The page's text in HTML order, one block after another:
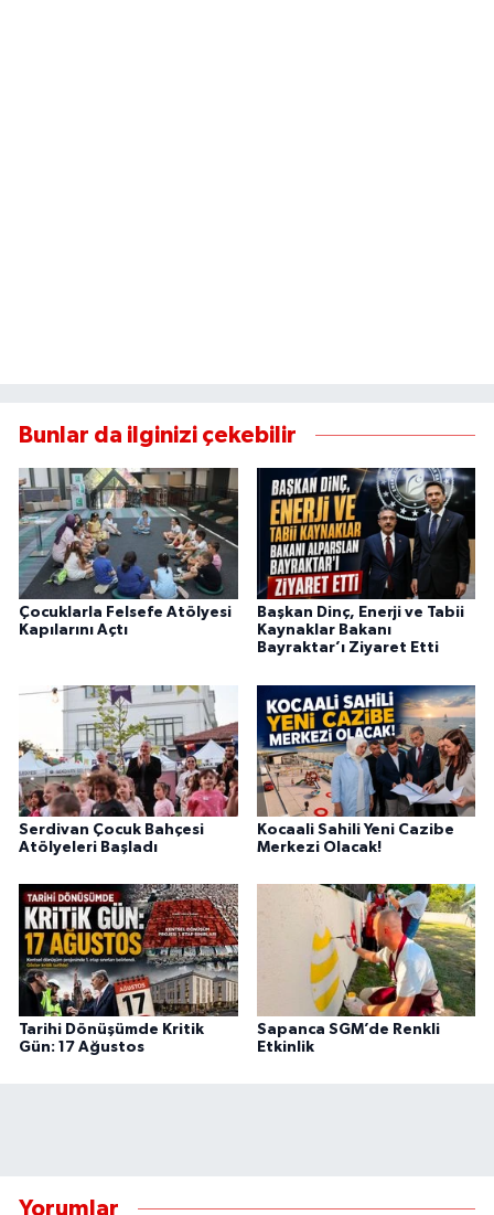
Bunlar da ilginizi çekebilir
Çocuklarla Felsefe Atölyesi
Kapılarını Açtı
Başkan Dinç, Enerji ve Tabii
Kaynaklar Bakanı
Bayraktar’ı Ziyaret Etti
Serdivan Çocuk Bahçesi
Atölyeleri Başladı
Kocaali Sahili Yeni Cazibe
Merkezi Olacak!
Tarihi Dönüşümde Kritik
Gün: 17 Ağustos
Sapanca SGM’de Renkli
Etkinlik
Yorumlar